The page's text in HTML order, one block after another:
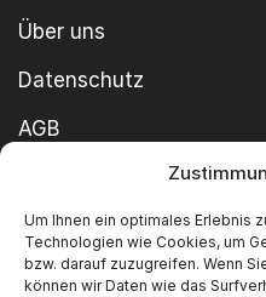
Um Ihnen ein optimales Erlebnis
Technologien wie Cookies, um
bzw. darauf zuzugreifen. Wenn
können wir Daten wie das
Über uns
Datenschutz
AGB
Cookie-Richtlinie
Impressum